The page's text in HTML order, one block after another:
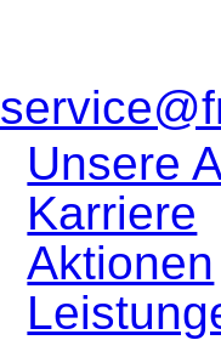
Unsere
Karriere
Aktionen